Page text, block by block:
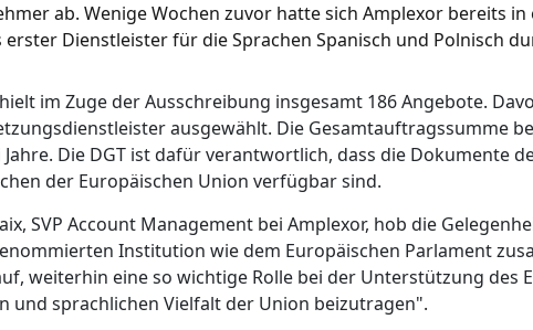
ab. Wenige Wochen zuvor hatte sich Amplexor bereits
erster Dienstleister für die Sprachen Spanisch und Polnisch
im Zuge der Ausschreibung insgesamt 186 Angebote.
ausgewählt. Die Gesamtauftragssumme
Die DGT ist dafür verantwortlich, dass die Dokumente
der Europäischen Union verfügbar sind.
SVP Account Management bei Amplexor, hob die
Institution wie dem Europäischen Parlament
weiterhin eine so wichtige Rolle bei der Unterstützung des
und sprachlichen Vielfalt der Union beizutragen".